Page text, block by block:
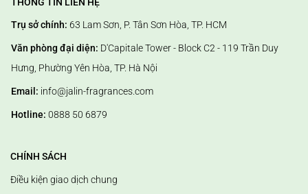
Trụ sở chính: 63 Lam Sơn, P. Tân Sơn Hòa, TP. HCM
Văn phòng đại diện: D'Capitale Tower - Block C2 - 119 Trần Duy
Hưng, Phường Yên Hòa, TP. Hà Nội
Email: info@jalin-fragrances.com
Hotline: 0888 50 6879
CHÍNH SÁCH
Điều kiện giao dịch chung